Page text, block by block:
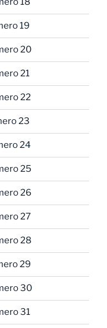
19
20
21
22
23
24
25
26
27
28
29
30
31